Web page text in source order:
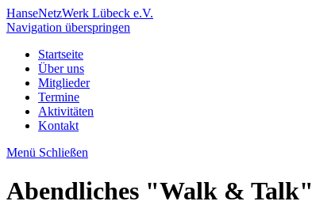
HanseNetzWerk Lübeck e.V.
Navigation überspringen
Startseite
Über uns
Mitglieder
Termine
Aktivitäten
Kontakt
Menü Schließen
Abendliches "Walk & Talk"